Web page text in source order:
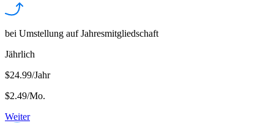
bei Umstellung auf Jahresmitgliedschaft
Jährlich
$24.99/Jahr
$2.49/Mo.
Weiter